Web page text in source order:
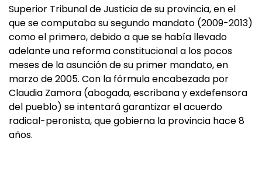
Superior Tribunal de Justicia de su provincia, en el
que se computaba su segundo mandato (2009-2013)
como el primero, debido a que se había llevado
adelante una reforma constitucional a los pocos
meses de la asunción de su primer mandato, en
marzo de 2005. Con la fórmula encabezada por
Claudia Zamora (abogada, escribana y exdefensora
del pueblo) se intentará garantizar el acuerdo
radical-peronista, que gobierna la provincia hace 8
años.